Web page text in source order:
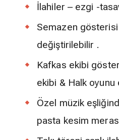
İlahiler – ezgi -
Semazen gösterisi
değiştirilebilir .
Kafkas ekibi
ekibi & Halk
Özel müzik
pasta kesim